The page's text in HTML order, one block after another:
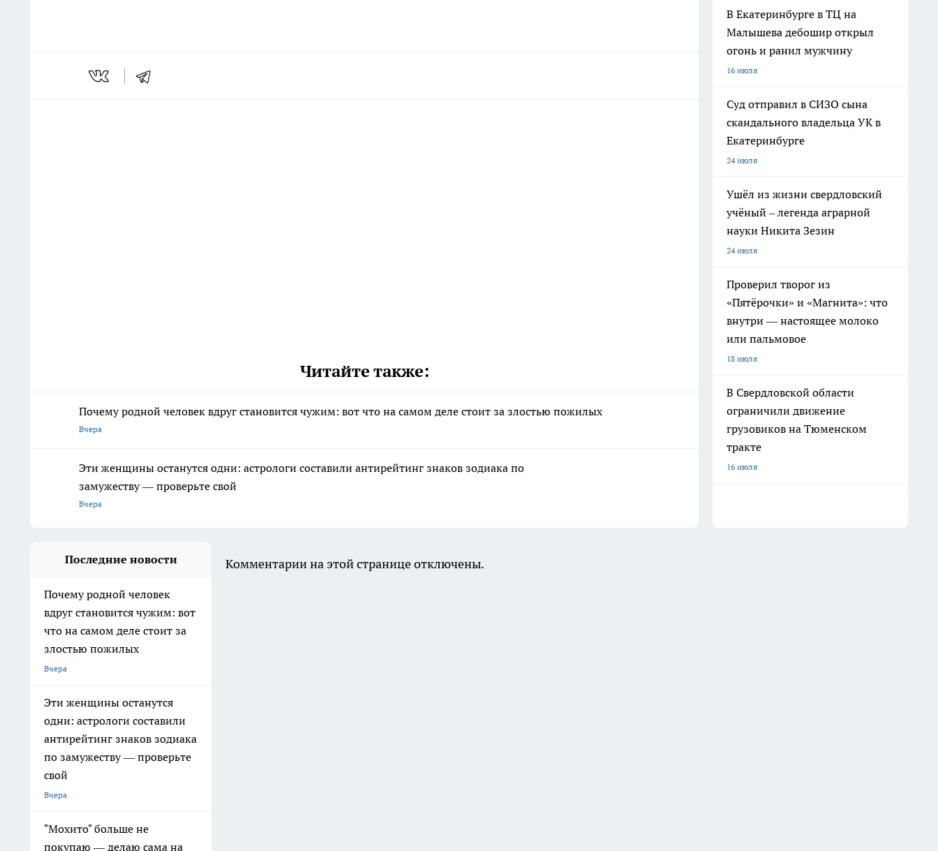
Читайте также:
Почему родной человек вдруг становится чужим: вот что на самом деле стоит за злостью пожилых
Вчера
Эти женщины останутся одни: астрологи составили антирейтинг знаков зодиака по
замужеству — проверьте свой
Вчера
В Екатеринбурге в ТЦ на
Малышева дебошир открыл
огонь и ранил мужчину
16 июля
Суд отправил в СИЗО сына
скандального владельца УК в
Екатеринбурге
24 июля
Ушёл из жизни свердловский
учёный – легенда аграрной
науки Никита Зезин
24 июля
Проверил творог из
«Пятёрочки» и «Магнита»: что
внутри — настоящее молоко
или пальмовое
18 июля
В Свердловской области
ограничили движение
грузовиков на Тюменском
тракте
16 июля
Последние новости
Почему родной человек
вдруг становится чужим: вот
что на самом деле стоит за
злостью пожилых
Вчера
Эти женщины останутся
одни: астрологи составили
антирейтинг знаков зодиака
по замужеству — проверьте
свой
Вчера
"Мохито" больше не
покупаю — делаю сама на
Комментарии на этой странице отключены.